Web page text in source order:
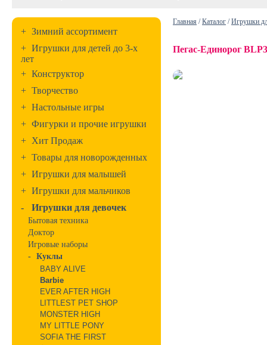
+ Зимний ассортимент
+ Игрушки для детей до 3-х
лет
+ Конструктор
+ Творчество
+ Настольные игры
+ Фигурки и прочие игрушки
+ Хит Продаж
+ Товары для новорожденных
+ Игрушки для малышей
+ Игрушки для мальчиков
-
Игрушки для девочек
Бытовая техника
Доктор
Игровые наборы
- Куклы
BABY ALIVE
Barbie
EVER AFTER HIGH
LITTLEST PET SHOP
MONSTER HIGH
MY LITTLE PONY
SOFIA THE FIRST
Главная /Каталог /Игрушки
Пегас-Единорог